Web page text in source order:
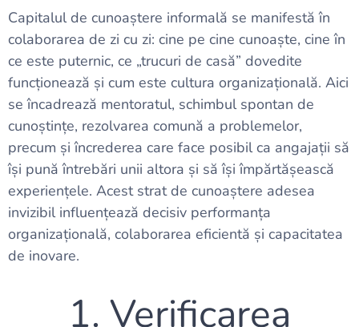
Capitalul de cunoaștere informală se manifestă în
colaborarea de zi cu zi: cine pe cine cunoaște, cine în
ce este puternic, ce „trucuri de casă” dovedite
funcționează și cum este cultura organizațională. Aici
se încadrează mentoratul, schimbul spontan de
cunoștințe, rezolvarea comună a problemelor,
precum și încrederea care face posibil ca angajații să
își pună întrebări unii altora și să își împărtășească
experiențele. Acest strat de cunoaștere adesea
invizibil influențează decisiv performanța
organizațională, colaborarea eficientă și capacitatea
de inovare.
1. Verificarea